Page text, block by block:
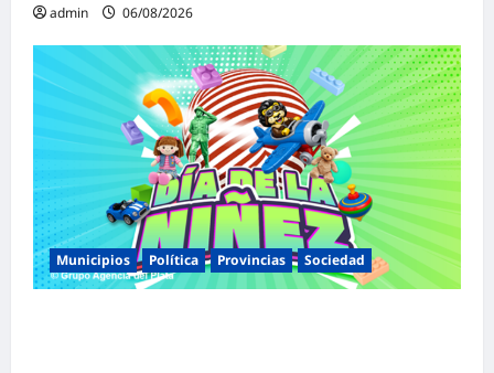
admin 06/08/2026
Municipios Política Provincias Sociedad